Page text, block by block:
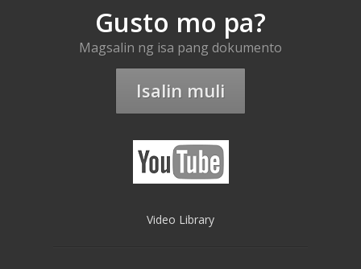
Gusto mo pa?
Magsalin ng isa pang dokumento
Isalin muli
Video Library